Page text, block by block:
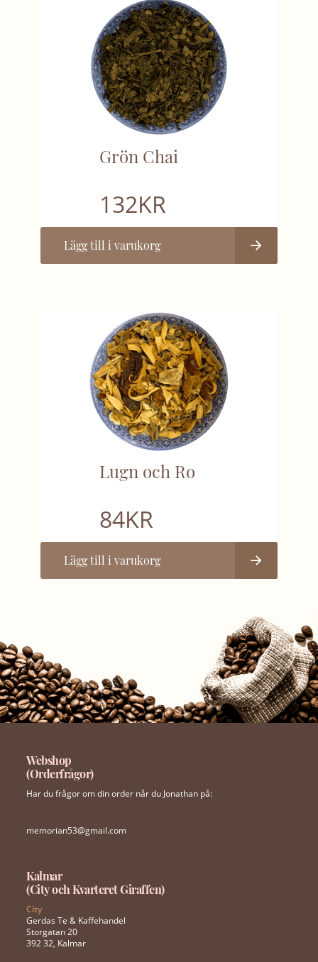
Grön Chai
132KR
Lägg till i varukorg
Lugn och Ro
84KR
Lägg till i varukorg
Webshop
(Orderfrågor)
Har du frågor om din order når du Jonathan på:
memorian53@gmail.com
Kalmar
(City och Kvarteret Giraffen)
City
Gerdas Te & Kaffehandel
Storgatan 20
392 32, Kalmar